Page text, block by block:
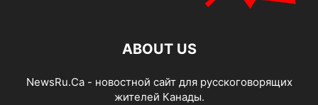
ABOUT US
NewsRu.Ca - новостной сайт для русскоговорящих
жителей Канады.